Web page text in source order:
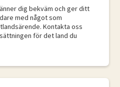
dig bekväm och ger ditt
med något som
Kontakta oss
för det land du